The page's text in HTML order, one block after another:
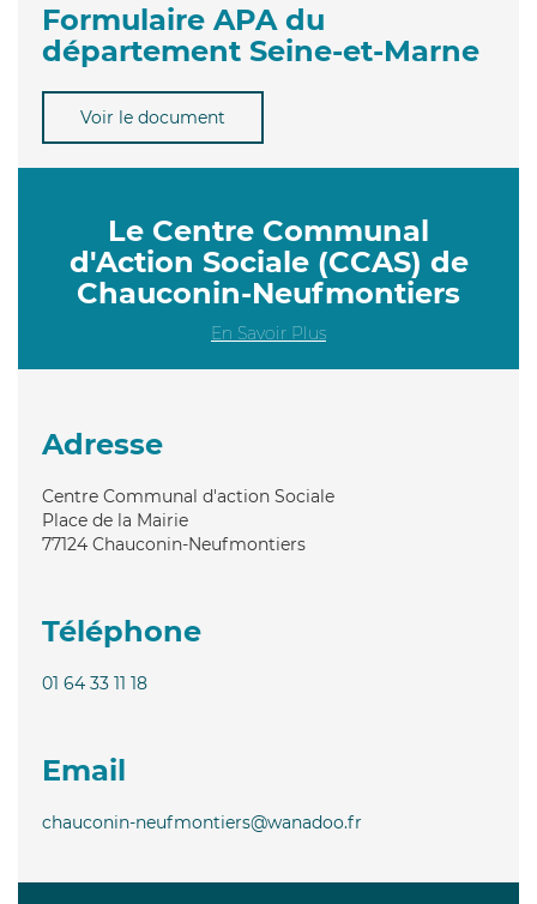
Formulaire APA du
département Seine-et-Marne
Voir le document
Le Centre Communal
d'Action Sociale (CCAS) de
Chauconin-Neufmontiers
En Savoir Plus
Adresse
Centre Communal d'action Sociale
Place de la Mairie
77124 Chauconin-Neufmontiers
Téléphone
01 64 33 11 18
Email
chauconin-neufmontiers@wanadoo.fr